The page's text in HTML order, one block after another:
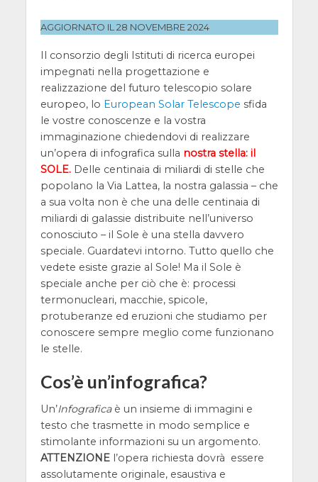
AGGIORNATO IL 28 NOVEMBRE 2024
Il consorzio degli Istituti di ricerca europei
impegnati nella progettazione e
realizzazione del futuro telescopio solare
europeo, lo European Solar Telescope sfida
le vostre conoscenze e la vostra
immaginazione chiedendovi di realizzare
un’opera di infografica sulla nostra stella: il
SOLE.Delle centinaia di miliardi di stelle che
popolano la Via Lattea, la nostra galassia – che
a sua volta non è che una delle centinaia di
miliardi di galassie distribuite nell’universo
conosciuto – il Sole è una stella davvero
speciale. Guardatevi intorno. Tutto quello che
vedete esiste grazie al Sole! Ma il Sole è
speciale anche per ciò che è: processi
termonucleari, macchie, spicole,
protuberanze ed eruzioni che studiamo per
conoscere sempre meglio come funzionano
le stelle.
Cos’è un’infografica?
Un’Infograficaè un insieme di immagini e
testo che trasmette in modo semplice e
stimolante informazioni su un argomento.
ATTENZIONEl’opera richiesta dovrà essere
assolutamente originale, esaustiva e